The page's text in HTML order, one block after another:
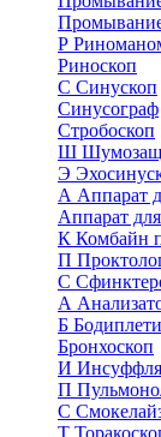
Р
Риноскоп
С Синускоп
Синусограф
Стробоскоп
Ш
Э
А Аппарат
Аппарат
К Комбайн
П
С
А
Б
Бронхоскоп
И
П
С
Т